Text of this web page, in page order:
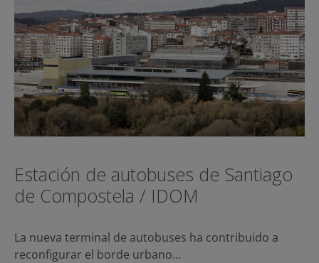
Estación de autobuses de Santiago
de Compostela / IDOM
La nueva terminal de autobuses ha contribuido a
reconfigurar el borde urbano…